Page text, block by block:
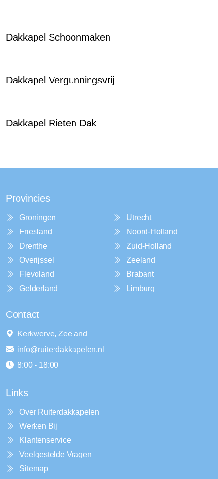
Dakkapel Schoonmaken
Dakkapel Vergunningsvrij
Dakkapel Rieten Dak
Provincies
Groningen
Friesland
Drenthe
Overijssel
Flevoland
Gelderland
Utrecht
Noord-Holland
Zuid-Holland
Zeeland
Brabant
Limburg
Contact
Kerkwerve, Zeeland
info@ruiterdakkapelen.nl
8:00 - 18:00
Links
Over Ruiterdakkapelen
Werken Bij
Klantenservice
Veelgestelde Vragen
Sitemap